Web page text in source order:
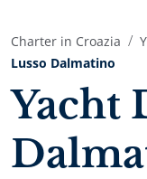
Charter in Croazia
Lusso Dalmatino
Yacht